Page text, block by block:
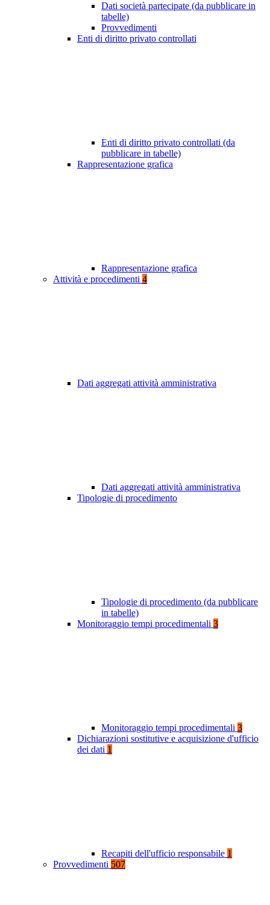
Dati società partecipate (da pubblicare in
tabelle)
Provvedimenti
Enti di diritto privato controllati
Enti di diritto privato controllati (da
pubblicare in tabelle)
Rappresentazione grafica
Rappresentazione grafica
Attività e procedimenti 4
Dati aggregati attività amministrativa
Dati aggregati attività amministrativa
Tipologie di procedimento
Tipologie di procedimento (da pubblicare
in tabelle)
Monitoraggio tempi procedimentali 3
Monitoraggio tempi procedimentali 3
Dichiarazioni sostitutive e acquisizione d'ufficio
dei dati 1
Recapiti dell'ufficio responsabile 1
Provvedimenti 507